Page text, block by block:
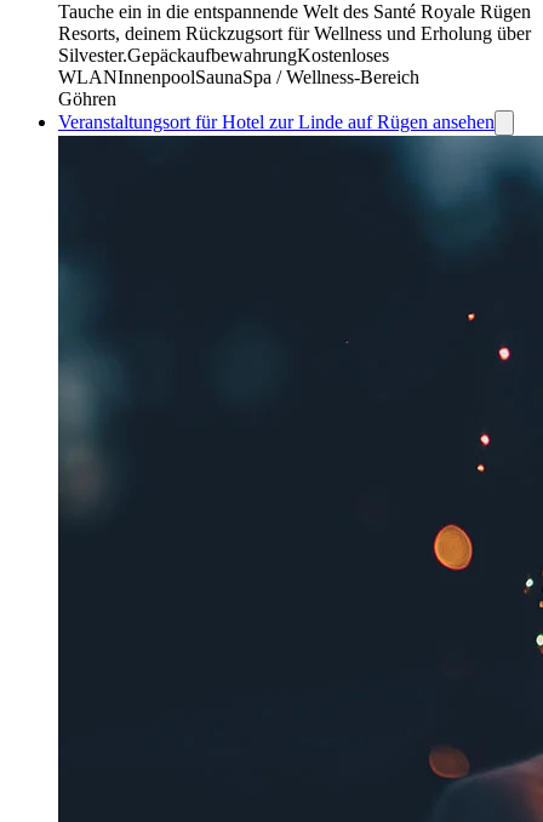
Tauche ein in die entspannende Welt des Santé Royale Rügen
Resorts, deinem Rückzugsort für Wellness und Erholung über
Silvester.GepäckaufbewahrungKostenloses
WLANInnenpoolSaunaSpa / Wellness-Bereich
Göhren
Veranstaltungsort für Hotel zur Linde auf Rügen ansehen